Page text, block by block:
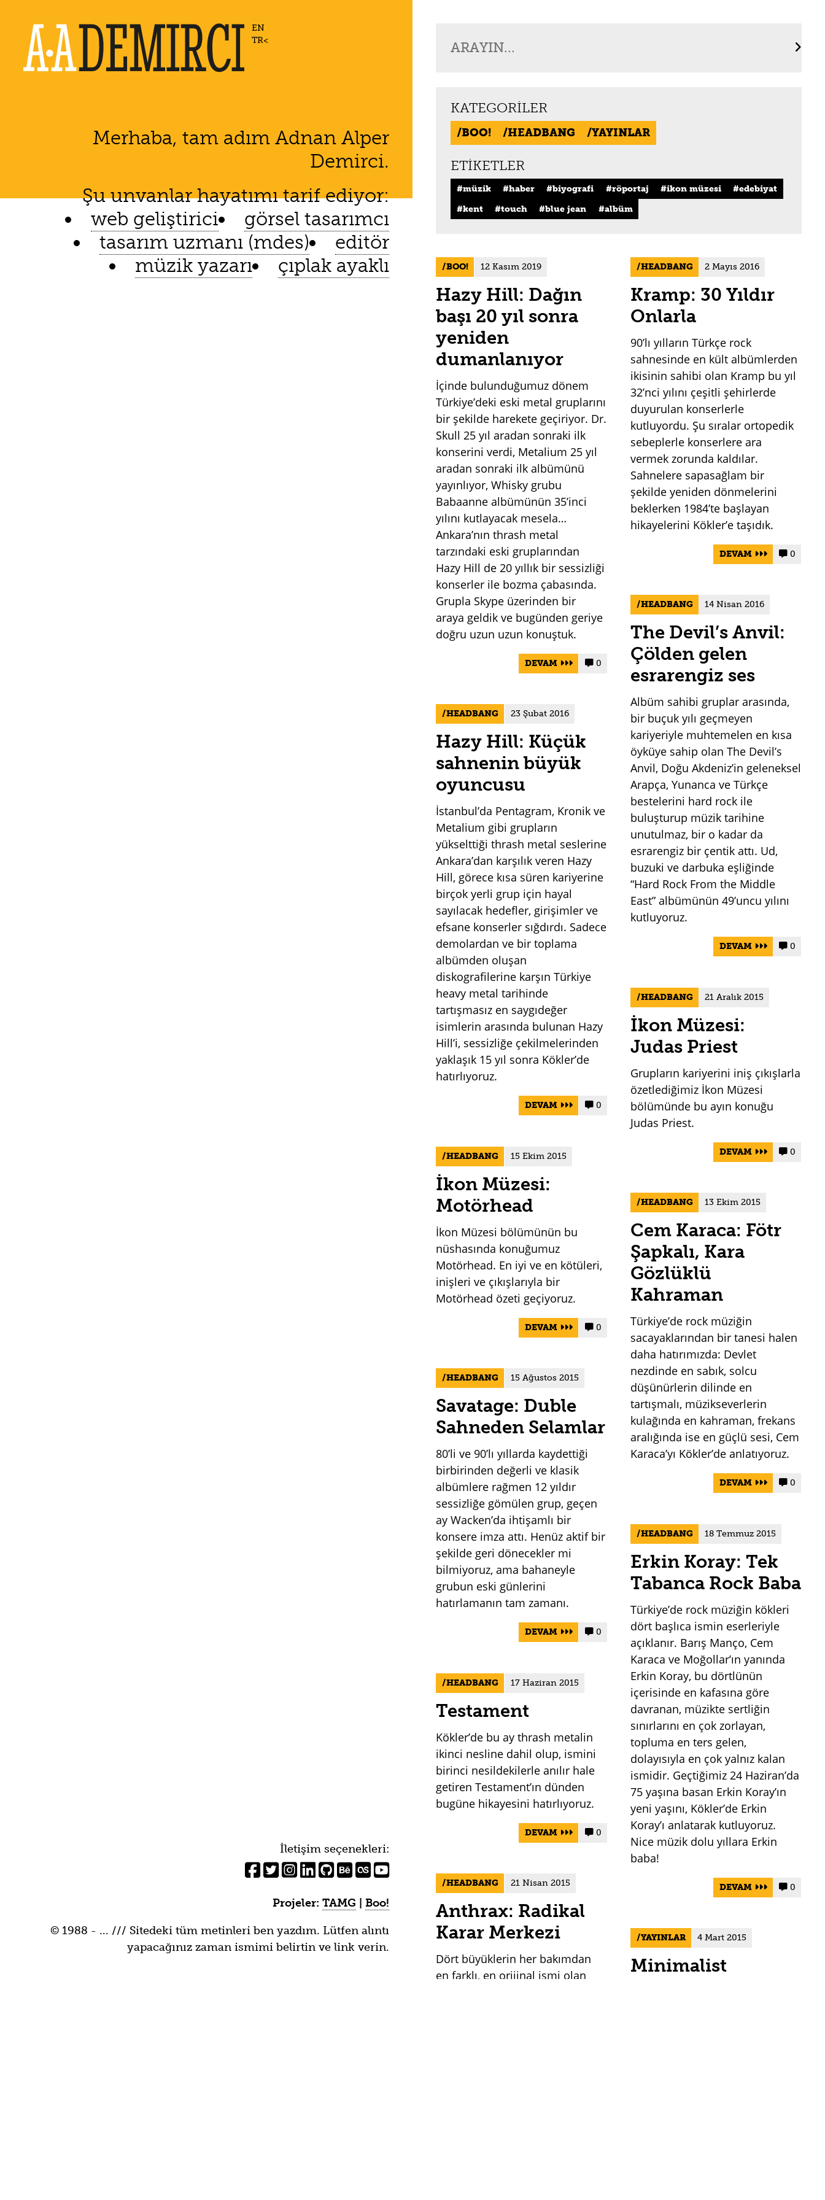
EN
TR
Merhaba, tam adım Adnan Alper
Demirci.
Şu unvanlar hayatımı tarif ediyor:
web geliştirici
görsel tasarımcı
tasarım uzmanı (mdes)
editör
müzik yazarı
çıplak ayaklı
KATEGORILER
BOO! HEADBANG YAYINLAR
ETIKETLER
müzik haber biyografi röportaj ikon müzesi
edebiyat
kent
touch blue jean albüm
BOO! 12 Kasım 2019
Hazy Hill: Dağın
başı 20 yıl sonra
yeniden
dumanlanıyor
İçinde bulunduğumuz dönem
Türkiye’deki eski metal gruplarını
bir şekilde harekete geçiriyor. Dr.
Skull 25 yıl aradan sonraki ilk
konserini verdi, Metalium 25 yıl
aradan sonraki ilk albümünü
yayınlıyor, Whisky grubu
Babaanne albümünün 35’inci
yılını kutlayacak mesela…
Ankara’nın thrash metal
tarzındaki eski gruplarından
Hazy Hill de 20 yıllık bir sessizliği
konserler ile bozma çabasında.
Grupla Skype üzerinden bir
araya geldik ve bugünden geriye
doğru uzun uzun konuştuk.
DEVAM  0
HEADBANG 2 Mayıs 2016
Kramp: 30 Yıldır
Onlarla
90’lı yılların Türkçe rock
sahnesinde en kült albümlerden
ikisinin sahibi olan Kramp bu yıl
32’nci yılını çeşitli şehirlerde
duyurulan konserlerle
kutluyordu. Şu sıralar ortopedik
sebeplerle konserlere ara
vermek zorunda kaldılar.
Sahnelere sapasağlam bir
şekilde yeniden dönmelerini
beklerken 1984’te başlayan
hikayelerini Kökler’e taşıdık.
DEVAM   0
HEADBANG 14 Nisan 2016
The Devil’s Anvil:
Çölden gelen
esrarengiz ses
Albüm sahibi gruplar arasında,
bir buçuk yılı geçmeyen
kariyeriyle muhtemelen en kısa
öyküye sahip olan The Devil’s
Anvil, Doğu Akdeniz’in geleneksel
Arapça, Yunanca ve Türkçe
bestelerini hard rock ile
buluşturup müzik tarihine
unutulmaz, bir o kadar da
esrarengiz bir çentik attı. Ud,
buzuki ve darbuka eşliğinde
“Hard Rock From the Middle
East” albümünün 49’uncu yılını
kutluyoruz.
DEVAM   0
HEADBANG 23 Şubat 2016
Hazy Hill: Küçük
sahnenin büyük
oyuncusu
İstanbul’da Pentagram, Kronik ve
Metalium gibi grupların
yükselttiği thrash metal seslerine
Ankara’dan karşılık veren Hazy
Hill, görece kısa süren kariyerine
birçok yerli grup için hayal
sayılacak hedefler, girişimler ve
efsane konserler sığdırdı. Sadece
demolardan ve bir toplama
albümden oluşan
diskografilerine karşın Türkiye
heavy metal tarihinde
tartışmasız en saygıdeğer
isimlerin arasında bulunan Hazy
Hill’i, sessizliğe çekilmelerinden
yaklaşık 15 yıl sonra Kökler’de
hatırlıyoruz.
DEVAM  0
HEADBANG 21 Aralık 2015
İkon Müzesi:
Judas Priest
Grupların kariyerini iniş çıkışlarla
özetlediğimiz İkon Müzesi
bölümünde bu ayın konuğu
Judas Priest.
DEVAM  0
HEADBANG 15 Ekim 2015
İkon Müzesi:
Motörhead
İkon Müzesi bölümünün bu
nüshasında konuğumuz
Motörhead. En iyi ve en kötüleri,
inişleri ve çıkışlarıyla bir
Motörhead özeti geçiyoruz.
DEVAM  0
HEADBANG 13 Ekim 2015
Cem Karaca: Fötr
Şapkalı, Kara
Gözlüklü
Kahraman
Türkiye’de rock müziğin
sacayaklarından bir tanesi halen
daha hatırımızda: Devlet
nezdinde en sabık, solcu
düşünürlerin dilinde en
tartışmalı, müzikseverlerin
kulağında en kahraman, frekans
aralığında ise en güçlü sesi, Cem
Karaca’yı Kökler’de anlatıyoruz.
DEVAM   0
HEADBANG 15 Ağustos 2015
Savatage: Duble
Sahneden Selamlar
80’li ve 90’lı yıllarda kaydettiği
birbirinden değerli ve klasik
albümlere rağmen 12 yıldır
sessizliğe gömülen grup, geçen
ay Wacken’da ihtişamlı bir
konsere imza attı. Henüz aktif bir
şekilde geri dönecekler mi
bilmiyoruz, ama bahaneyle
grubun eski günlerini
hatırlamanın tam zamanı.
DEVAM  0
HEADBANG 18 Temmuz 2015
Erkin Koray: Tek
Tabanca Rock Baba
Türkiye’de rock müziğin kökleri
dört başlıca ismin eserleriyle
açıklanır. Barış Manço, Cem
Karaca ve Moğollar’ın yanında
Erkin Koray, bu dörtlünün
içerisinde en kafasına göre
davranan, müzikte sertliğin
sınırlarını en çok zorlayan,
topluma en ters gelen,
dolayısıyla en çok yalnız kalan
ismidir. Geçtiğimiz 24 Haziran’da
75 yaşına basan Erkin Koray’ın
yeni yaşını, Kökler’de Erkin
Koray’ı anlatarak kutluyoruz.
Nice müzik dolu yıllara Erkin
baba!
DEVAM  0
HEADBANG 17 Haziran 2015
Testament
Kökler’de bu ay thrash metalin
ikinci nesline dahil olup, ismini
birinci nesildekilerle anılır hale
getiren Testament’ın dünden
bugüne hikayesini hatırlıyoruz.
DEVAM  0
HEADBANG 21 Nisan 2015
Anthrax: Radikal
Karar Merkezi
Dört büyüklerin her bakımdan
en farklı, en orijinal ismi olan
YAYINLAR 4 Mart 2015
Minimalist
İletişim seçenekleri:
Projeler: TAMG | Boo!
© 1988 - ... /// Sitedeki tüm metinleri ben yazdım. Lütfen alıntı
yapacağınız zaman ismimi belirtin ve link verin.